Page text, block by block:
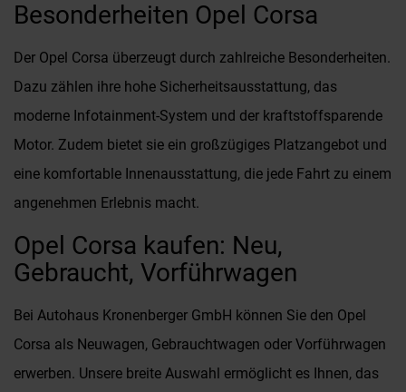
Besonderheiten Opel Corsa
Der Opel Corsa überzeugt durch zahlreiche Besonderheiten.
Dazu zählen ihre hohe Sicherheitsausstattung, das
moderne Infotainment-System und der kraftstoffsparende
Motor. Zudem bietet sie ein großzügiges Platzangebot und
eine komfortable Innenausstattung, die jede Fahrt zu einem
angenehmen Erlebnis macht.
Opel Corsa kaufen: Neu,
Gebraucht, Vorführwagen
Bei Autohaus Kronenberger GmbH können Sie den Opel
Corsa als Neuwagen, Gebrauchtwagen oder Vorführwagen
erwerben. Unsere breite Auswahl ermöglicht es Ihnen, das